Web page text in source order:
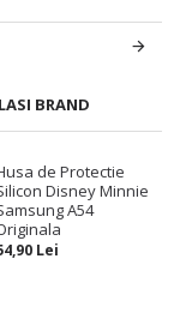
BRAND
de Protectie
Disney Minnie
A54
Lei